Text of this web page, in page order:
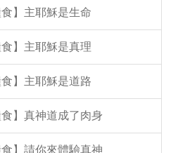
】主耶穌是生命
】主耶穌是真理
】主耶穌是道路
】真神道成了肉身
】請你來體驗真神